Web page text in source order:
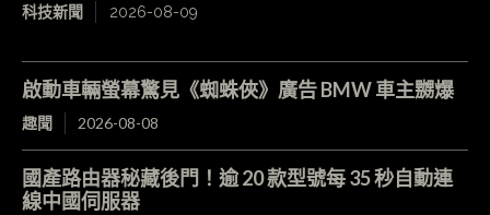
科技新聞 2026-08-09
啟動車輛螢幕驚見《蜘蛛俠》廣告 BMW 車主嬲爆
趣聞 2026-08-08
國產路由器秘藏後門！逾 20 款型號每 35 秒自動連
線中國伺服器